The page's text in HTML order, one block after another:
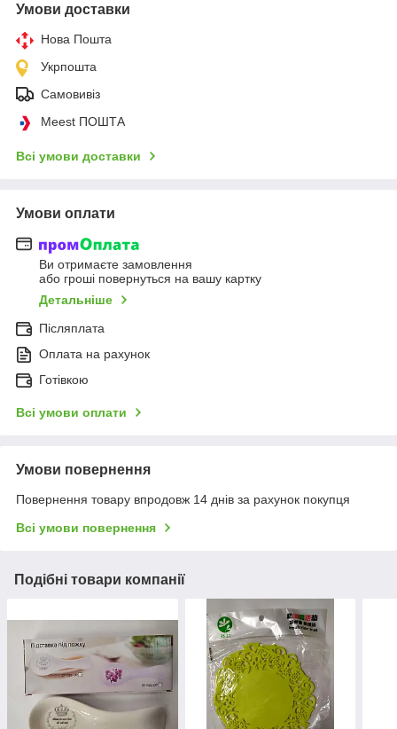
Умови доставки
Нова Пошта
Укрпошта
Самовивіз
Meest ПОШТА
Всі умови доставки
Умови оплати
Ви отримаєте замовлення
або гроші повернуться на вашу картку
Детальніше
Післяплата
Оплата на рахунок
Готівкою
Всі умови оплати
Умови повернення
Повернення товару впродовж 14 днів за рахунок покупця
Всі умови повернення
Подібні товари компанії